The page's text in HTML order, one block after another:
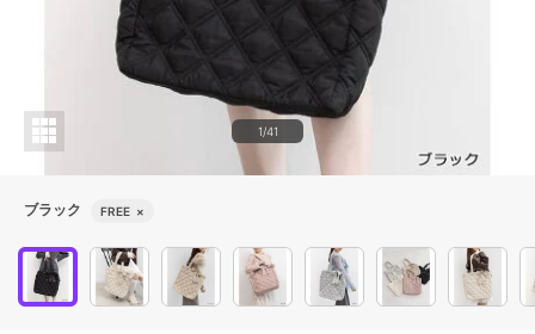
1/41
ブラック FREE ×